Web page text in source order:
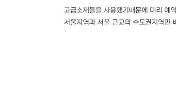
고급소재들을 사용했기때문에 미리 예
서울지역과 서울 근교의 수도권지역만